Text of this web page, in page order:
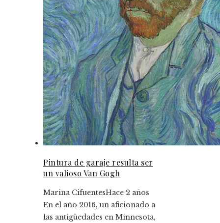
Pintura de garaje resulta ser
un valioso Van Gogh
Marina CifuentesHace 2 años
En el año 2016, un aficionado a
las antigüedades en Minnesota,